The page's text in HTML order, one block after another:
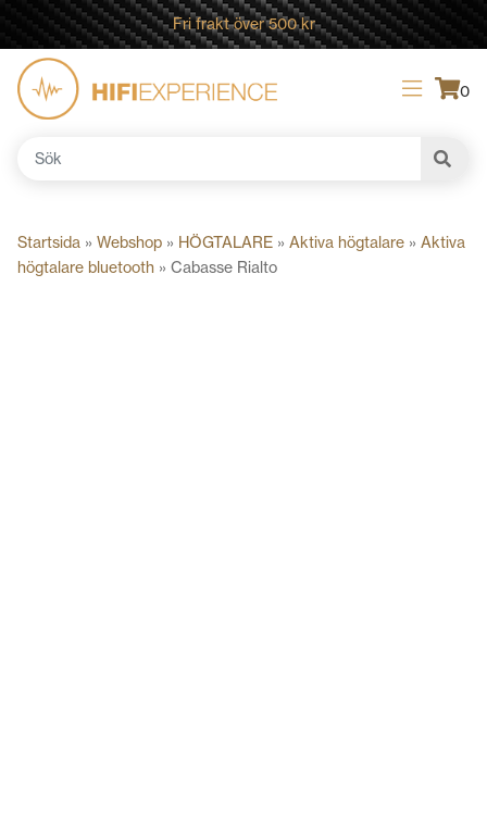
Fri frakt över 500 kr
0
Sök
Startsida » Webshop » HÖGTALARE » Aktiva högtalare » Aktiva
högtalare bluetooth » Cabasse Rialto